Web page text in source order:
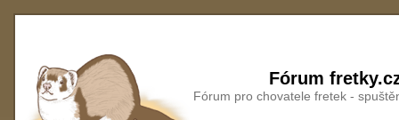
Fórum
Fórum pro chovatele fretek -